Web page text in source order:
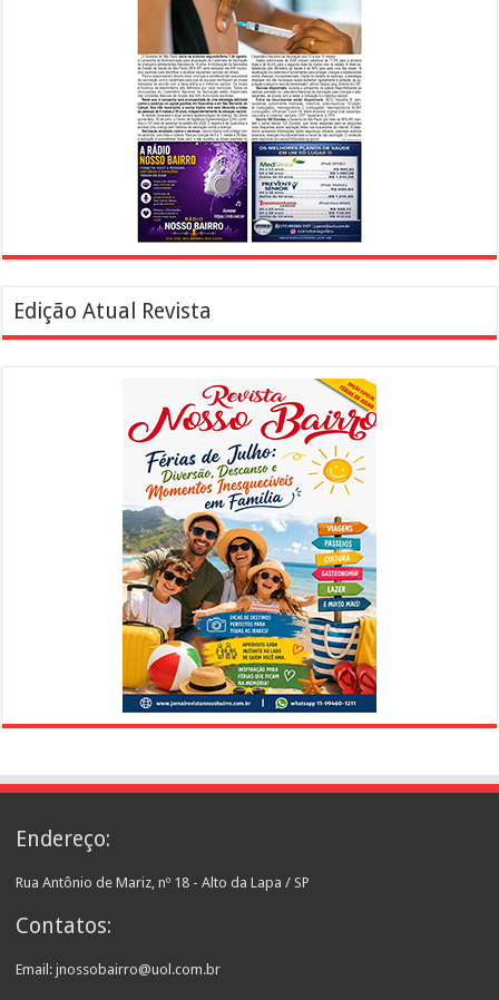
Edição Atual Revista
Endereço:
Rua Antônio de Mariz, nº 18 - Alto da Lapa / SP
Contatos:
Email: jnossobairro@uol.com.br